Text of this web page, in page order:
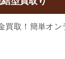
買取！簡単オン